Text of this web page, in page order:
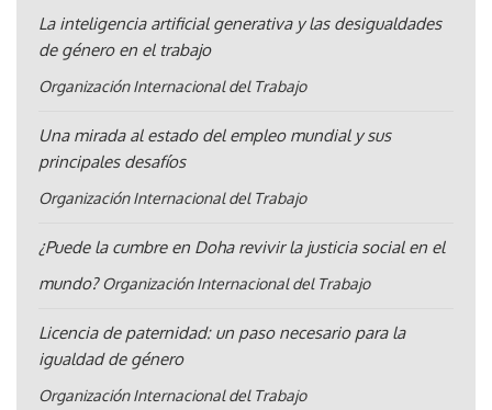
La inteligencia artificial generativa y las desigualdades
de género en el trabajo
Organización Internacional del Trabajo
Una mirada al estado del empleo mundial y sus
principales desafíos
Organización Internacional del Trabajo
¿Puede la cumbre en Doha revivir la justicia social en el
mundo? Organización Internacional del Trabajo
Licencia de paternidad: un paso necesario para la
igualdad de género
Organización Internacional del Trabajo